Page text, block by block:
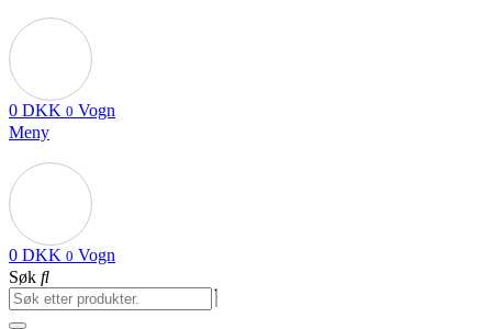
0 DKK 0 Vogn
Meny
0 DKK 0 Vogn
Søk